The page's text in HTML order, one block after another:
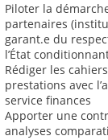
Piloter la
partenaires
garant.e du
l’État
Rédiger les
prestations avec
service finances
Apporter une
analyses